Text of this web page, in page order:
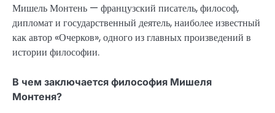
Мишель Монтень — французский писатель, философ,
дипломат и государственный деятель, наиболее известный
как автор «Очерков», одного из главных произведений в
истории философии.
В чем заключается философия Мишеля
Монтеня?